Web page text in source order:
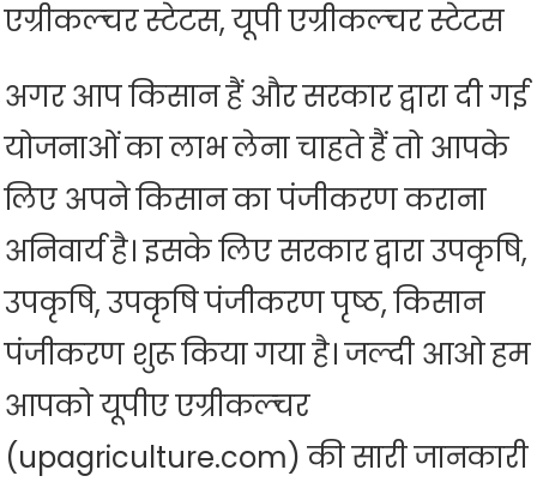
एग्रीकल्चर स्टेटस, यूपी एग्रीकल्चर स्टेटस
अगर आप किसान हैं और सरकार द्वारा दी गई
योजनाओं का लाभ लेना चाहते हैं तो आपके
लिए अपने किसान का पंजीकरण कराना
अनिवार्य है। इसके लिए सरकार द्वारा उपकृषि,
उपकृषि, उपकृषि पंजीकरण पृष्ठ, किसान
पंजीकरण शुरू किया गया है। जल्दी आओ हम
आपको यूपीए एग्रीकल्चर
(upagriculture.com) की सारी जानकारी